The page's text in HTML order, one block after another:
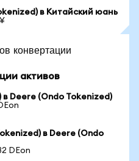
в Китайский юань
конвертации
активов
в Deere (Ondo Tokenized)
в Deere (Ondo
DEon